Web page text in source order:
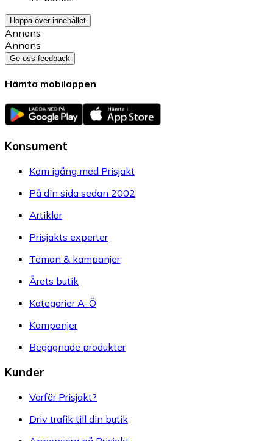
Hoppa över innehållet
Annons
Annons
Ge oss feedback
Hämta mobilappen
Konsument
Kom igång med Prisjakt
På din sida sedan 2002
Artiklar
Prisjakts experter
Teman & kampanjer
Årets butik
Kategorier A-Ö
Kampanjer
Begagnade produkter
Kunder
Varför Prisjakt?
Driv trafik till din butik